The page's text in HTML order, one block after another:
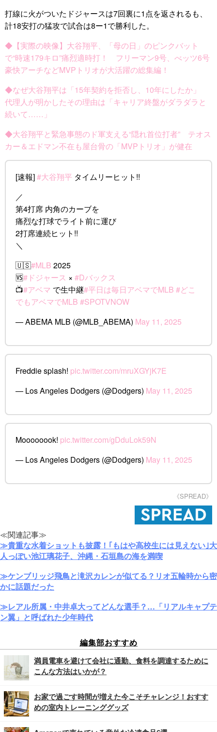
打線に火がついたドジャースは7回裏に1点を返されるも、
計18安打の猛攻で試合は8ー1で勝利した。
◆【実際の映像】大谷翔平、「母の日」のピンクバット
で“時速179キロ”痛烈適時打！ フリーマン9号、べッツ6号
豪快アーチなどMVPトリオが大活躍の総集編！
◆なぜ大谷翔平は「15年契約を拒否し、10年にしたか」
代理人が明かしたその理由は「キャリア終盤がダラダラと
続いて……」
◆大谷翔平と緊急事態のド軍支える“隠れ首位打者” テオス
カー＆エドマン不在も屋台骨の「MVPトリオ」が健在
[速報]#大谷翔平 タイムリーヒット!!
／
第4打席 内角のカーブを
痛烈な打球でライト前に運び
2打席連続ヒット!!
＼
🇺🇸#MLB 2025
🆚#ドジャース × #Dバックス
📺#アベマ で生中継#平日は毎日アベマでMLB #どこ
でもアベマでMLB #SPOTVNOW
— ABEMA MLB (@MLB_ABEMA) May 11, 2025
Freddie splash! pic.twitter.com/mruXGYjK7E
— Los Angeles Dodgers (@Dodgers) May 11, 2025
Moooooook! pic.twitter.com/gDduLok59N
— Los Angeles Dodgers (@Dodgers) May 11, 2025
《SPREAD》
≪関連記事≫
≫貴重な水着ショットも披露！｢もはや高校生には見えない｣大
人っぽい池江璃花子、沖縄・石垣島の海を満喫
≫ケンブリッジ飛鳥と滝沢カレンが似てる？リオ五輪時から密
かに話題だった
≫レアル所属・中井卓大ってどんな選手？…「リアルキャプテ
ン翼」と呼ばれた少年時代
編集部おすすめ
満員電車を避けて会社に通勤、食料を調達するために
こんな方法はいかが？
お家で過ごす時間が増えた今こそチャレンジ！おすす
めの室内トレーニンググッズ